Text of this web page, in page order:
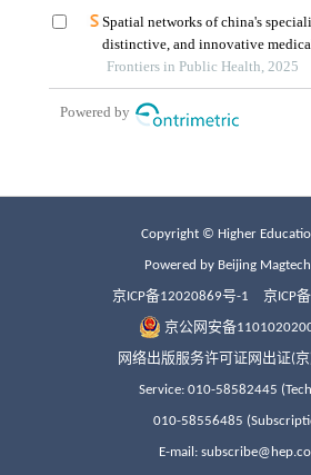
Copyright © Higher
Powered by Beijing Magtech
京ICP备12020869号-1 京ICP
京公网安备
网络出版服务许可证网出证(
Service: 010-58582445
010-58556485
E-mail: